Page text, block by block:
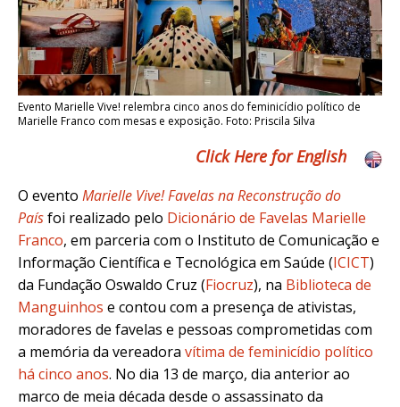
Evento Marielle Vive! relembra cinco anos do feminicídio político de
Marielle Franco com mesas e exposição. Foto: Priscila Silva
Click Here for English
O evento Marielle Vive! Favelas na Reconstrução do
Paísfoi realizado pelo Dicionário de Favelas Marielle
Franco, em parceria com o Instituto de Comunicação e
Informação Científica e Tecnológica em Saúde (ICICT)
da Fundação Oswaldo Cruz (Fiocruz), na Biblioteca de
Manguinhos e contou com a presença de ativistas,
moradores de favelas e pessoas comprometidas com
a memória da vereadora vítima de feminicídio político
há cinco anos. No dia 13 de março, dia anterior ao
marco de meia década desde o assassinato da